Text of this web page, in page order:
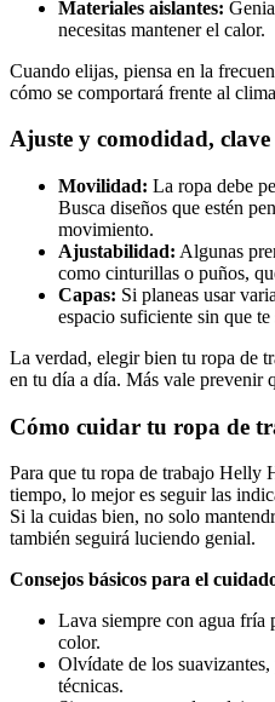
Materiales aislantes:
necesitas mantener el calor.
Cuando elijas, piensa en la
cómo se comportará frente al
Ajuste y comodidad,
Movilidad: La ropa debe
Busca diseños que estén
movimiento.
Ajustabilidad: Algunas
como cinturillas o puños,
Capas: Si planeas usar
espacio suficiente sin que te
La verdad, elegir bien tu ropa de
en tu día a día. Más vale prevenir
Cómo cuidar tu ropa de
Para que tu ropa de trabajo Helly
tiempo, lo mejor es seguir las
Si la cuidas bien, no solo
también seguirá luciendo genial.
Consejos básicos para el
Lava siempre con agua fría
color.
Olvídate de los
técnicas.